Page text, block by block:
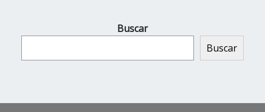
Buscar
Buscar